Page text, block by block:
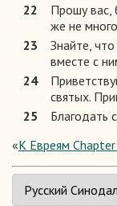
22
Прошу вас,
же не
23
Знайте,
вместе с
24
святых.
25
Благодать
«К Евреям